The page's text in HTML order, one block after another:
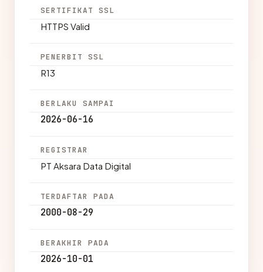
SERTIFIKAT SSL
HTTPS Valid
PENERBIT SSL
R13
BERLAKU SAMPAI
2026-06-16
REGISTRAR
PT Aksara Data Digital
TERDAFTAR PADA
2000-08-29
BERAKHIR PADA
2026-10-01